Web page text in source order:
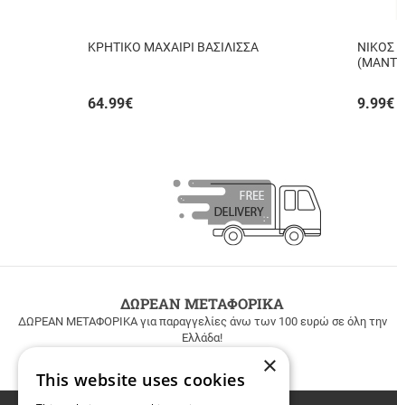
ΚΡΗΤΙΚΟ ΜΑΧΑΙΡΙ ΒΑΣΙΛΙΣΣΑ
64.99€ 9.99€
ΔΩΡΕΑΝ ΜΕΤΑΦΟΡΙΚΑ
ΔΩΡΕΑΝ ΜΕΤΑΦΟΡΙΚΑ για παραγγελίες άνω των 100 ευρώ σε όλη την
Ελλάδα!
×
This website uses cookies